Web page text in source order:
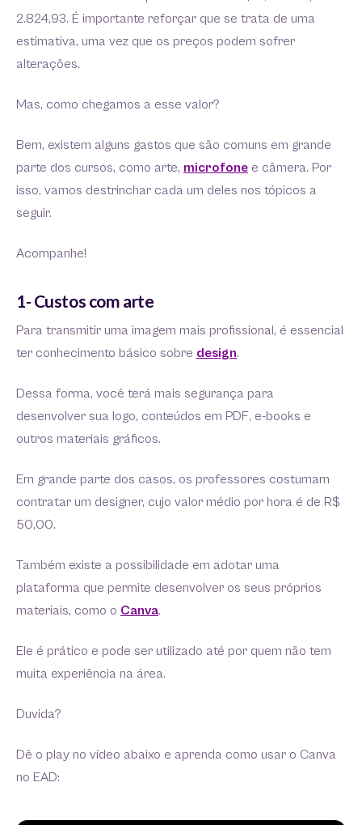
2.824,93. É importante reforçar que se trata de uma
estimativa, uma vez que os preços podem sofrer
alterações.
Mas, como chegamos a esse valor?
Bem, existem alguns gastos que são comuns em grande
parte dos cursos, como arte, microfone e câmera. Por
isso, vamos destrinchar cada um deles nos tópicos a
seguir.
Acompanhe!
1- Custos com arte
Para transmitir uma imagem mais profissional, é essencial
ter conhecimento básico sobre design.
Dessa forma, você terá mais segurança para
desenvolver sua logo, conteúdos em PDF, e-books e
outros materiais gráficos.
Em grande parte dos casos, os professores costumam
contratar um designer, cujo valor médio por hora é de R$
50,00.
Também existe a possibilidade em adotar uma
plataforma que permite desenvolver os seus próprios
materiais, como o Canva.
Ele é prático e pode ser utilizado até por quem não tem
muita experiência na área.
Duvida?
Dê o play no vídeo abaixo e aprenda como usar o Canva
no EAD: